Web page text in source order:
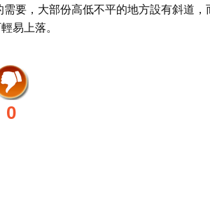
要，大部份高低不平的地方設有斜道，
易上落。
0